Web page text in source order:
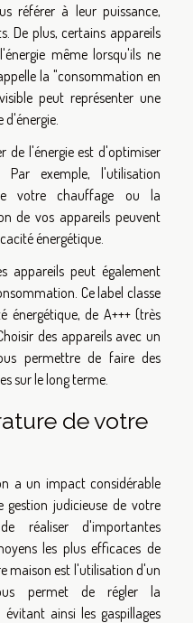
référer à leur puissance,
De plus, certains appareils
même lorsqu'ils ne
la "consommation en
peut représenter une
de l'énergie est d'optimiser
exemple, l'utilisation
votre chauffage ou la
de vos appareils peuvent
énergétique.
appareils peut également
Ce label classe
énergétique, de A+++ (très
des appareils avec un
permettre de faire des
sur le long terme.
de votre
a un impact considérable
gestion judicieuse de votre
réaliser d'importantes
les plus efficaces de
maison est l'utilisation d'un
permet de régler la
ainsi les gaspillages